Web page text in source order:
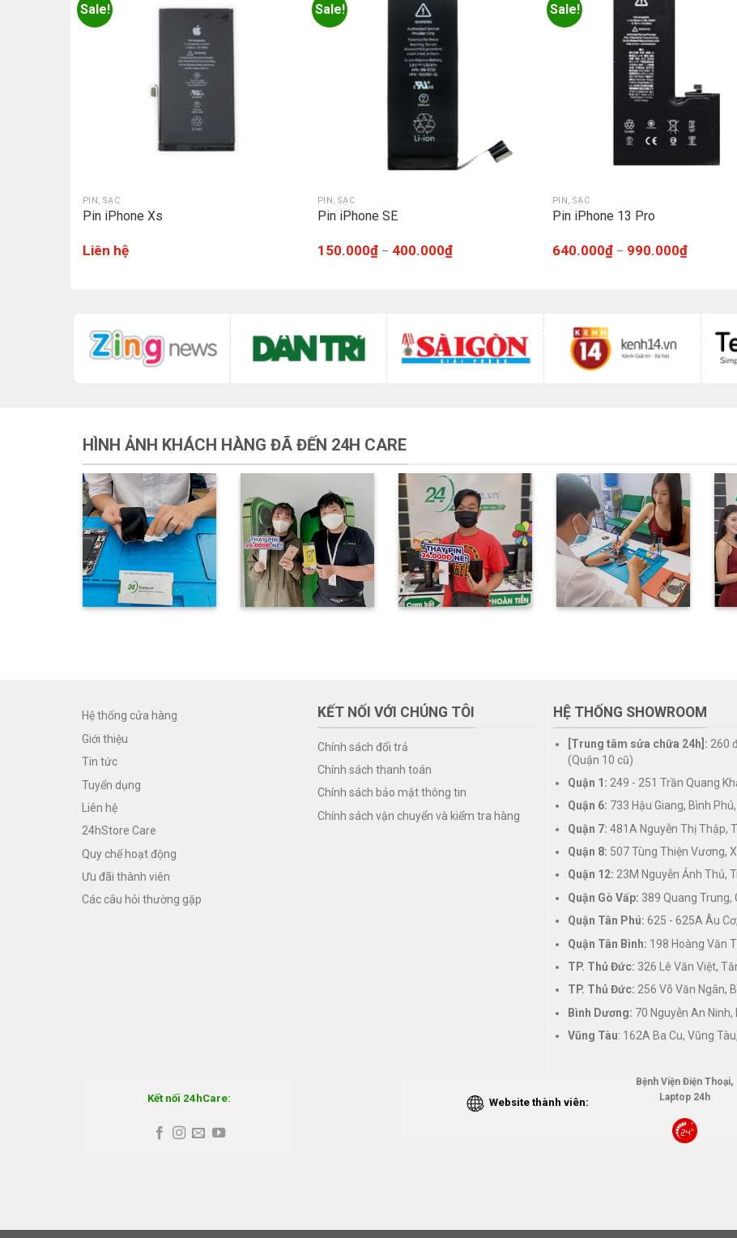
Sale!
PIN, SẠC
Pin iPhone Xs
Liên hệ
Sale!
PIN, SẠC
Pin iPhone SE
150.000₫– 400.000₫
Sale!
PIN, SẠC
Pin iPhone 13 Pro
640.000₫– 990.000₫
HÌNH ẢNH KHÁCH HÀNG ĐÃ ĐẾN 24H CARE
Hệ thống cửa hàng
Giới thiệu
Tin tức
Tuyển dụng
Liên hệ
24hStore Care
Quy chế hoạt động
Ưu đãi thành viên
Các câu hỏi thường gặp
KẾT NỐI VỚI CHÚNG TÔI
Chính sách đổi trả
Chính sách thanh toán
Chính sách bảo mật thông tin
Chính sách vận chuyển và kiểm tra hàng
HỆ THỐNG SHOWROOM
[Trung tâm sửa chữa 24h]: 260
(Quận 10 cũ)
Quận 1: 249 - 251 Trần Quang
Quận 6: 733 Hậu Giang, Bình Phú,
Quận 7: 481A Nguyễn Thị Thập,
Quận 8: 507 Tùng Thiện Vương,
Quận 12: 23M Nguyễn Ảnh Thủ,
Quận Gò Vấp: 389 Quang Trung,
Quận Tân Phú: 625 - 625A Âu
Quận Tân Bình: 198 Hoàng Văn
TP. Thủ Đức: 326 Lê Văn Việt,
TP. Thủ Đức: 256 Võ Văn Ngân,
Bình Dương: 70 Nguyễn An Ninh,
Vũng Tàu: 162A Ba Cu, Vũng
Kết nối 24hCare: Website thành viên:
Bệnh Viện Điện Thoại,
Laptop 24h